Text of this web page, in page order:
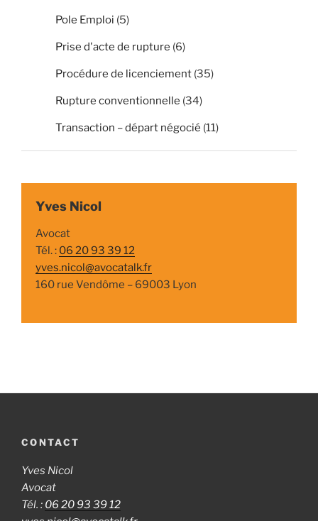
Pole Emploi (5)
Prise d'acte de rupture (6)
Procédure de licenciement (35)
Rupture conventionnelle (34)
Transaction – départ négocié (11)
Yves Nicol
Avocat
Tél. : 06 20 93 39 12
yves.nicol@avocatalk.fr
160 rue Vendôme – 69003 Lyon
CONTACT
Yves Nicol
Avocat
Tél. : 06 20 93 39 12